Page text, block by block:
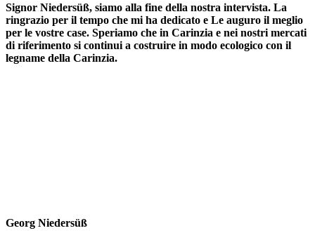
Signor Niedersüß, siamo alla fine della nostra intervista. La
ringrazio per il tempo che mi ha dedicato e Le auguro il meglio
per le vostre case. Speriamo che in Carinzia e nei nostri mercati
di riferimento si continui a costruire in modo ecologico con il
legname della Carinzia.
Georg Niedersüß